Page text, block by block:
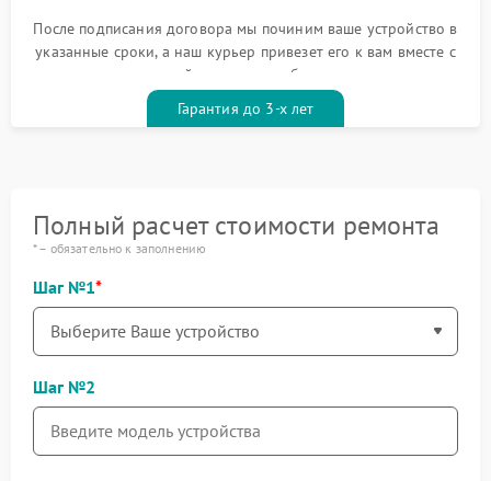
После подписания договора мы починим ваше устройство в
указанные сроки, а наш курьер привезет его к вам вместе с
гарантийным талоном бесплатно
Гарантия до 3-х лет
Полный расчет стоимости ремонта
* – обязательно к заполнению
Шаг №1
Шаг №2